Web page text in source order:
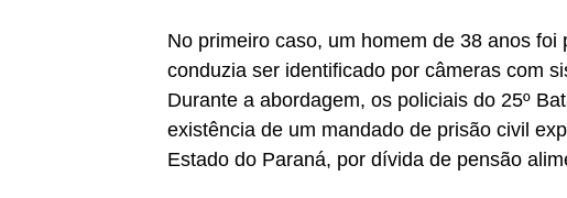
No primeiro caso, um homem de 38 anos
conduzia ser identificado por câmeras com
Durante a abordagem, os policiais do 25º
existência de um mandado de prisão civil
Estado do Paraná, por dívida de pensão